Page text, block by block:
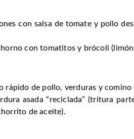
con salsa de tomate y pollo
horno con tomatitos y brócoli
rápido de pollo, verduras y comino
asada “reciclada” (tritura
de aceite).